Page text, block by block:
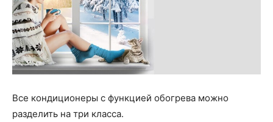
Все кондиционеры с функцией обогрева можно
разделить на три класса.